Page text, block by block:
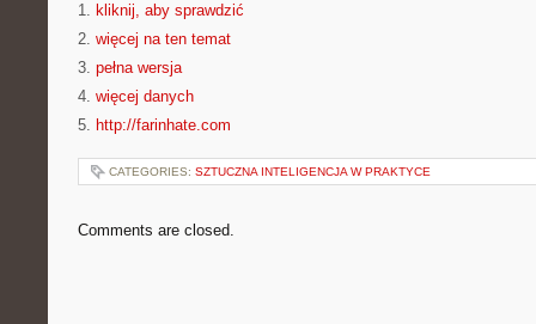
1. kliknij, aby sprawdzić
2. więcej na ten temat
3. pełna wersja
4. więcej danych
5. http://farinhate.com
CATEGORIES: SZTUCZNA INTELIGENCJA W PRAKTYCE
Comments are closed.